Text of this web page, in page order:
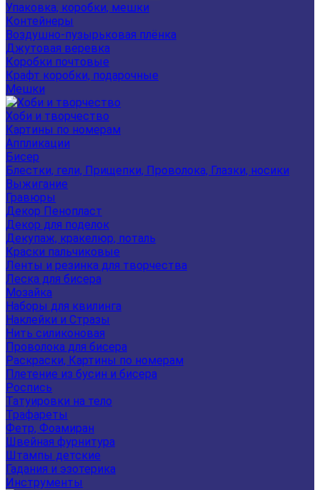
Упаковка, коробки, мешки
Контейнеры
Воздушно-пузырьковая плёнка
Джутовая веревка
Коробки почтовые
Крафт коробки, подарочные
Мешки
Хоби и творчество
Картины по номерам
Аппликации
Бисер
Блестки, гели, Прищепки, Проволока, Глазки, носики
Выжигание
Гравюры
Декор Пенопласт
Декор для поделок
Декупаж, кракелюр, поталь
Краски пальчиковые
Ленты и резинка для творчества
Леска для бисера
Мозайка
Наборы для квилинга
Наклейки и Стразы
Нить силиконовая
Проволока для бисера
Раскраски, Картины по номерам
Плетение из бусин и бисера
Роспись
Татуировки на тело
Трафареты
Фетр, Фоамиран
Швейная фурнитура
Штампы детские
Гадания и эзотерика
Инструменты